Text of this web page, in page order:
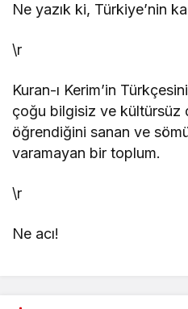
Ne yazık ki, Türkiye’nin
\r
Kuran-ı Kerim’in
çoğu bilgisiz ve kültürsüz
öğrendiğini sanan ve
varamayan bir toplum.
\r
Ne acı!